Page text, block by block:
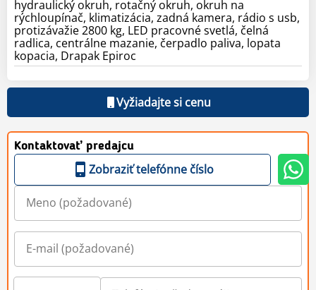
hydraulický okruh, rotačný okruh, okruh na
rýchloupínač, klimatizácia, zadná kamera, rádio s usb,
protizávažie 2800 kg, LED pracovné svetlá, čelná
radlica, centrálne mazanie, čerpadlo paliva, lopata
kopacia, Drapak Epiroc
Vyžiadajte si cenu
Kontaktovať predajcu
Zobraziť telefónne číslo